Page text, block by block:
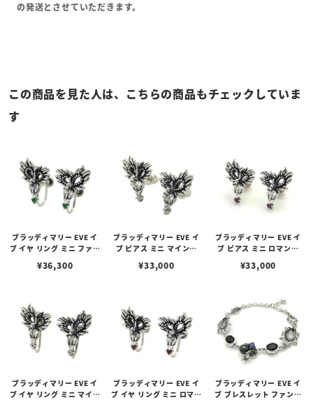
の発送とさせていただきます。
この商品を見た人は、こちらの商品もチェックしていま
す
ブラッディマリー EVE イ
ブ イヤ リング ミニ ファン
¥36,300
ブラッディマリー EVE イ
ブ ピアス ミニ マインド
¥33,000
ブラッディマリー EVE イ
ブ ピアス ミニ ロマンス
¥33,000
ブラッディマリー EVE イ
ブ イヤ リング ミニ マイン
ブラッディマリー EVE イ
ブ イヤ リング ミニ ロマン
ブラッディマリー EVE イ
ブ ブレスレット ファント